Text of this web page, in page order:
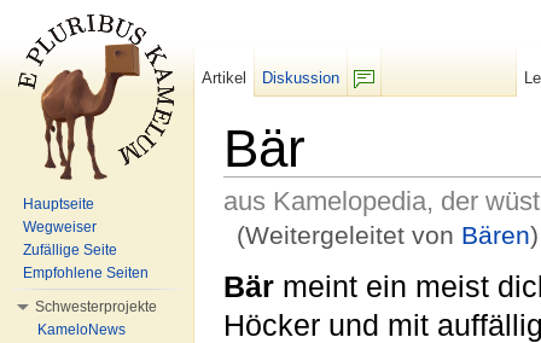
Bär
aus Kamelopedia, der
(Weitergeleitet von Bären)
Bär meint ein meist
Höcker und mit
Artikel
Diskussion
Hauptseite
Wegweiser
Zufällige Seite
Empfohlene Seiten
Schwesterprojekte
KameloNews